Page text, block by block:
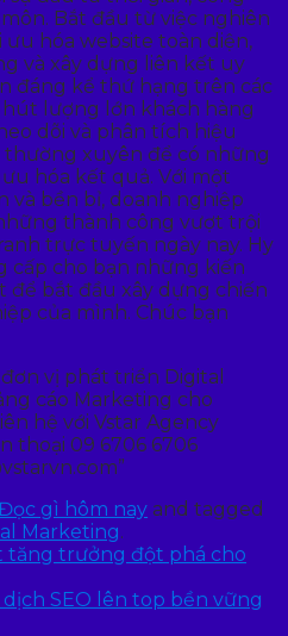
Bắt đầu từ việc nghiên
hóa website toàn diện,
và xây dựng liên kết uy
đáng kể thứ hạng trên các
lượng lớn khách hàng
dõi và phân tích hiệu
xuyên để có những
hóa kết quả. Với một
và bền bỉ, doanh nghiệp
thành công vượt trội
trực tuyến ngày nay. Hy
cấp cho bạn những kiến
để bắt đầu xây dựng chiến
của mình. Chúc bạn
vị phát triển Digital
cáo Marketing cho
hệ với Vstar Agency
thoại 09 6706 6706
gì hôm nay and tagged
Marketing.
tăng trưởng đột phá cho
SEO lên top bền vững